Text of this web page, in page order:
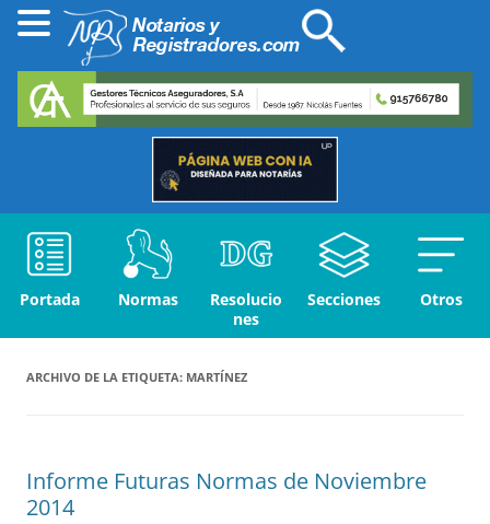
Portada Normas
Resolucio
nes
Secciones Otros
ARCHIVO DE LA ETIQUETA: MARTÍNEZ
Informe Futuras Normas de Noviembre
2014